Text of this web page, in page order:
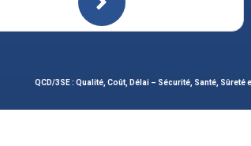
QCD/3SE : Qualité, Coût, Délai – Sécurité, Santé, Sûreté